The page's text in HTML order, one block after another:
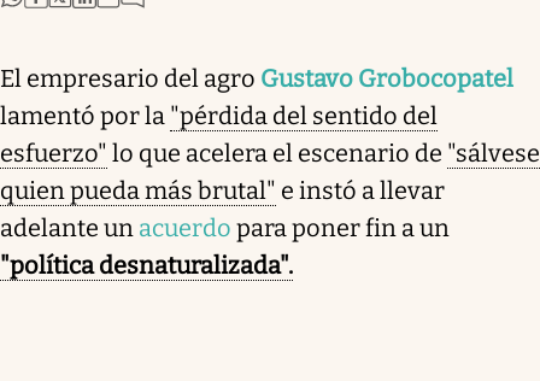
El empresario del agro Gustavo Grobocopatel
lamentó por la "pérdida del sentido del
esfuerzo" lo que acelera el escenario de "sálvese
quien pueda más brutal" e instó a llevar
adelante un acuerdo para poner fin a un
"política desnaturalizada".